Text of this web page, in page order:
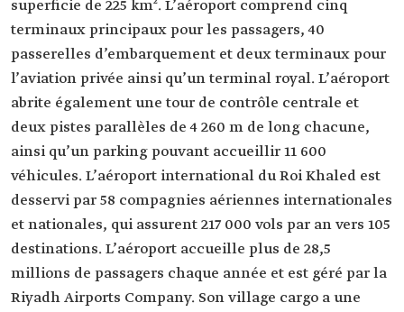
superficie de 225 km². L’aéroport comprend cinq
terminaux principaux pour les passagers, 40
passerelles d’embarquement et deux terminaux pour
l’aviation privée ainsi qu’un terminal royal. L’aéroport
abrite également une tour de contrôle centrale et
deux pistes parallèles de 4 260 m de long chacune,
ainsi qu’un parking pouvant accueillir 11 600
véhicules. L’aéroport international du Roi Khaled est
desservi par 58 compagnies aériennes internationales
et nationales, qui assurent 217 000 vols par an vers 105
destinations. L’aéroport accueille plus de 28,5
millions de passagers chaque année et est géré par la
Riyadh Airports Company. Son village cargo a une